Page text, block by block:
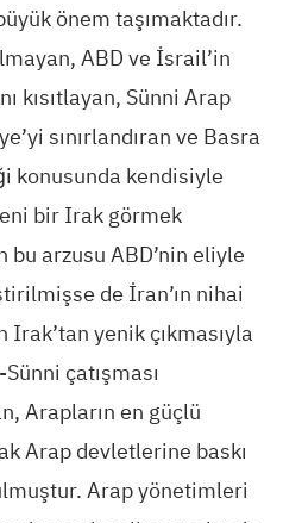
önem taşımaktadır.
ABD ve İsrail’in
kısıtlayan, Sünni Arap
sınırlandıran ve Basra
konusunda kendisiyle
bir Irak görmek
bu arzusu ABD’nin eliyle
de İran’ın nihai
Irak’tan yenik çıkmasıyla
çatışması
Arapların en güçlü
Arap devletlerine baskı
Arap yönetimleri